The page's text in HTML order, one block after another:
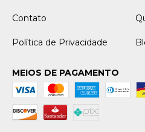
Contato
Política de Privacidade
MEIOS DE PAGAMENTO